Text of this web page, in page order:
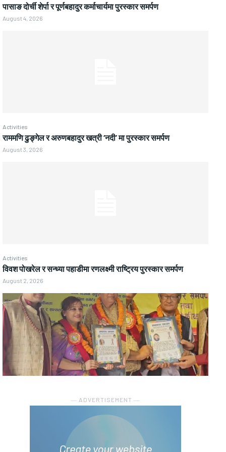
पासाङ दोर्ची शेर्पा र पूर्णबहादुर कर्माचार्यमा पुरस्कार समर्पण
August 4, 2026
Activities
राममणि ढुङ्गेल र अरुणबहादुर खत्री ‘नदी’ मा पुरस्कार समर्पण
August 3, 2026
Activities
विवश पोखरेल र सन्ध्या पहाडीमा रणलक्ष्मी राष्ट्रिय पुरस्कार समर्पण
August 2, 2026
― ADVERTISEMENT ―